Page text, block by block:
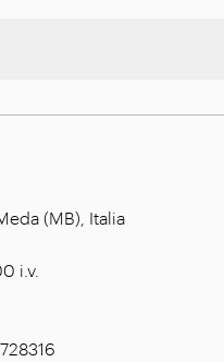
(MB), Italia
i.v.